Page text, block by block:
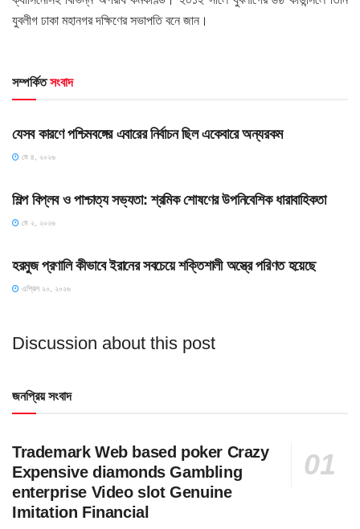
যুবলীগ ঢাকা মহানগর দক্ষিণের সভাপতি বনে জান।
সম্পর্কিতসংবাদ
HOME POST
যেসব কারণে পশ্চিমবঙ্গের এবারের নির্বাচন ছিল একেবারে অন্যরকম
মে ৪, ২০২৬
শিল্প বিপ্লব ও পাশ্চাত্য সভ্যতা: শ্রমিক শোষণের উপনিবেশিক ধারাবাহিকতা
মে ২, ২০২৬
হরমুজ প্রণালি কীভাবে ইরানের সবচেয়ে শক্তিশালী অস্ত্রে পরিণত হয়েছে
এপ্রিল ২০, ২০২৬
Discussion about this post
জনপ্রিয় সংবাদ
Trademark Web based poker Crazy
Expensive diamonds Gambling
enterprise Video slot Genuine
Imitation Financial